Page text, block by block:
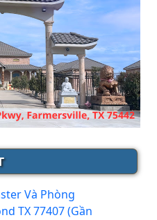
Và Phòng
TX 77407 (Gần